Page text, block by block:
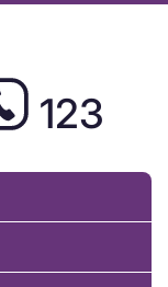
123